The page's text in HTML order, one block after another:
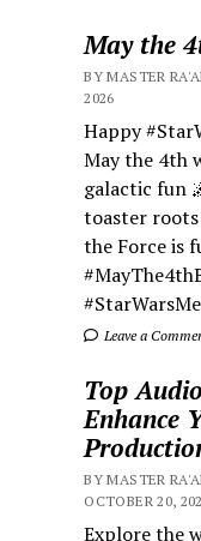
May the
BY MASTER
2026
Happy
May the 4th
galactic fun
toaster roots
the Force is
Leave a
Top
Enhance
BY MASTER
OCTOBER 20,
Explore the